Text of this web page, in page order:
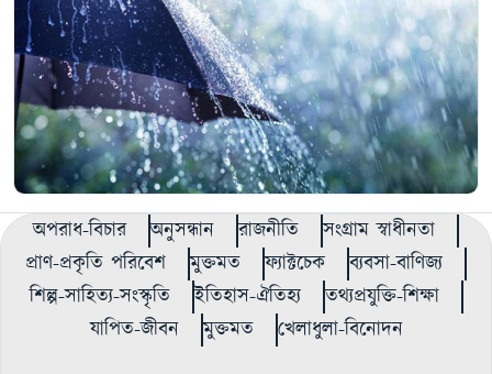
অপরাধ-বিচার অনুসন্ধান রাজনীতি
সংগ্রাম স্বাধীনতা
প্রাণ-প্রকৃতি পরিবেশ
মুক্তমত ফ্যাক্টচেক
ব্যবসা-বাণিজ্য
শিল্প-সাহিত্য-সংস্কৃতি
ইতিহাস-ঐতিহ্য
তথ্যপ্রযুক্তি-শিক্ষা
যাপিত-জীবন
মুক্তমত খেলাধুলা-বিনোদন